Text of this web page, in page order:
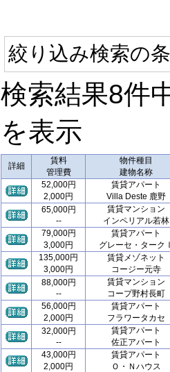
絞り込み検索の
検索結果8件
を表示
詳細
賃料
管理費
物件種目
建物名称
52,000円
2,000円
賃貸アパート
Villa Deste 鹿野
65,000円
--
賃貸マンション
インペリアル若林
79,000円
3,000円
賃貸アパート
グレーセ・ター
135,000円
3,000円
賃貸メゾネット
コージー元寺
88,000円
--
賃貸マンション
コープ野村長町
56,000円
2,000円
賃貸アパート
フラワータカセ
32,000円
--
賃貸アパート
佐正アパート
43,000円
2,000円
賃貸アパート
Ｏ・Ｎハウス